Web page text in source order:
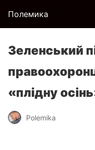
Полемика
Зеленський
«плідну
Polemika